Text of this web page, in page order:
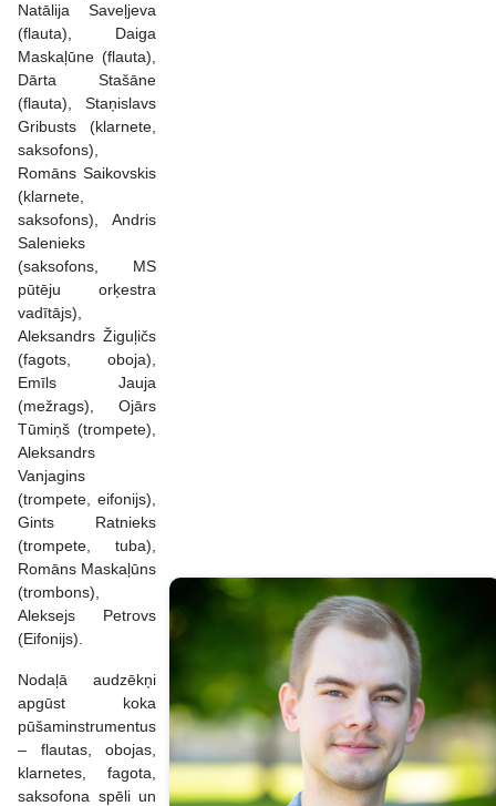
Natālija Saveļjeva
(flauta), Daiga
Maskaļūne (flauta),
Dārta Stašāne
(flauta), Staņislavs
Gribusts (klarnete,
saksofons),
Romāns Saikovskis
(klarnete,
saksofons), Andris
Salenieks
(saksofons, MS
pūtēju orķestra
vadītājs),
Aleksandrs Žiguļičs
(fagots, oboja),
Emīls Jauja
(mežrags), Ojārs
Tūmiņš (trompete),
Aleksandrs
Vanjagins
(trompete, eifonijs),
Gints Ratnieks
(trompete, tuba),
Romāns Maskaļūns
(trombons),
Aleksejs Petrovs
(Eifonijs).
Nodaļā audzēkņi
apgūst koka
pūšaminstrumentus
– flautas, obojas,
klarnetes, fagota,
saksofona spēli un